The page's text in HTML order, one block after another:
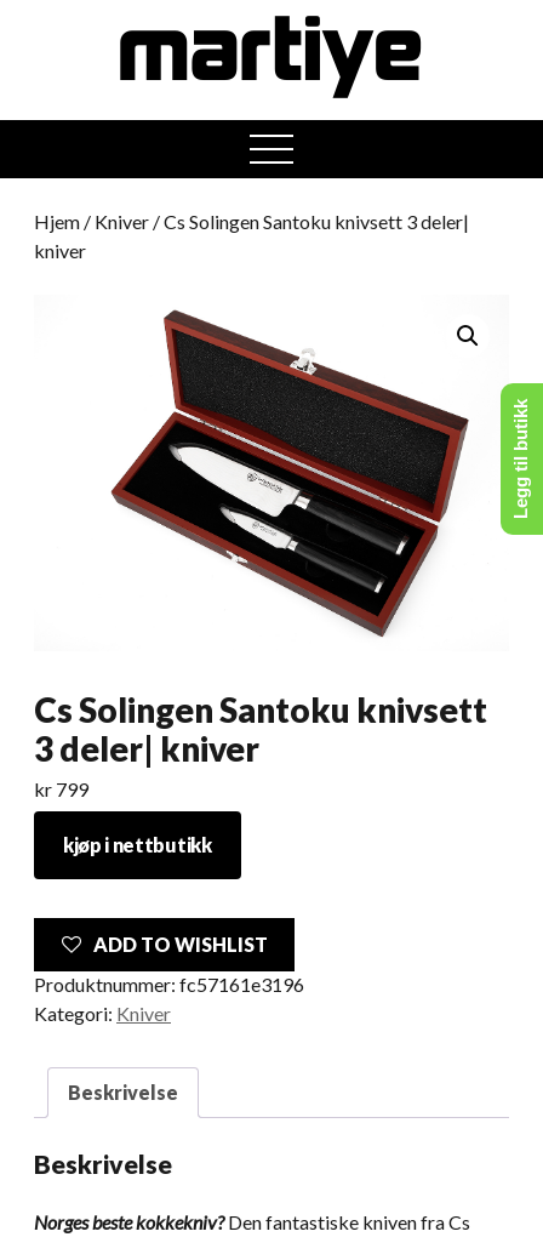
open
menu
Hjem / Kniver / Cs Solingen Santoku knivsett 3 deler|
kniver
Cs Solingen Santoku knivsett
3 deler| kniver
kr 799
kjøp i nettbutikk
ADD TO WISHLIST
Produktnummer: fc57161e3196
Kategori: Kniver
Beskrivelse
Beskrivelse
Norges beste kokkekniv?Den fantastiske kniven fra Cs
Legg til butikk